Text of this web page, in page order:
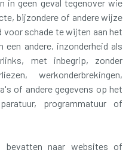
in geen geval tegenover wie
bijzondere of andere wijze
voor schade te wijten aan het
andere, inzonderheid als
met inbegrip, zonder
werkonderbrekingen,
of andere gegevens op het
programmatuur of
bevatten naar websites of